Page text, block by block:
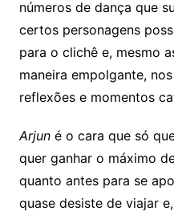
números de dança que
certos personagens
para o clichê e, mesmo
maneira empolgante,
reflexões e momentos
Arjuné o cara que só
quer ganhar o máximo
quanto antes para se
quase desiste de viajar